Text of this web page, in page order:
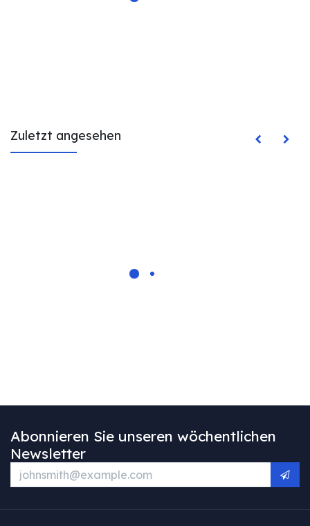
Zuletzt angesehen
Abonnieren Sie unseren wöchentlichen
Newsletter